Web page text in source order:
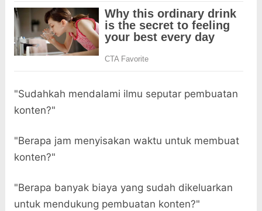
"Sudahkah mendalami ilmu seputar pembuatan
konten?"
"Berapa jam menyisakan waktu untuk membuat
konten?"
"Berapa banyak biaya yang sudah dikeluarkan
untuk mendukung pembuatan konten?"